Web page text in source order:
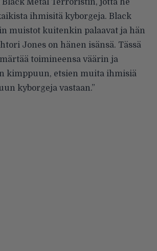
Black Metal Terroristin, jotta he
ihmisitä kyborgeja. Black
muistot kuitenkin palaavat ja hän
Jones on hänen isänsä. Tässä
toimineensa väärin ja
kimppuun, etsien muita ihmisiä
kyborgeja vastaan.”